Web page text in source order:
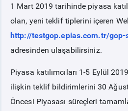
1 Mart 2019 tarihinde piyasa
olan, yeni teklif tiplerini içeren
http://testgop.epias.com.tr/
adresinden ulaşabilirsiniz.
Piyasa katılımcıları 1-5 Eylül
ilişkin teklif bildirimlerini 30
Öncesi Piyasası süreçleri